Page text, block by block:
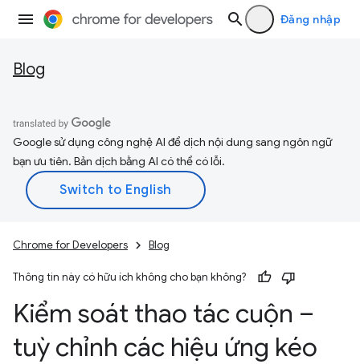
Đăng nhập
Blog
Google sử dụng công nghệ AI để dịch nội dung sang ngôn ngữ
bạn ưu tiên. Bản dịch bằng AI có thể có lỗi.
Chrome for Developers Blog
Thông tin này có hữu ích không cho bạn không?
Kiểm soát thao tác cuộn –
tuỳ chỉnh các hiệu ứng kéo